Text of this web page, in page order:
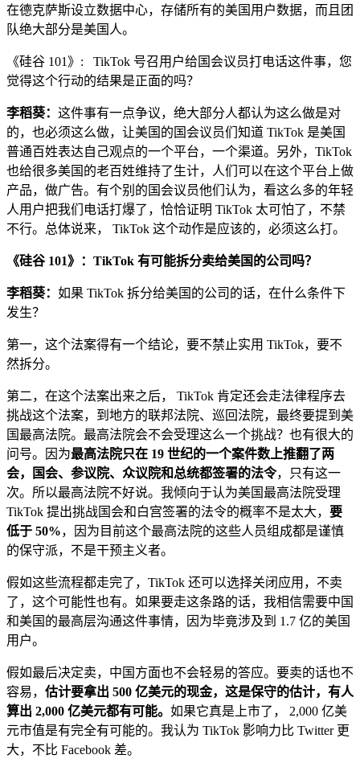
在德克萨斯设立数据中心，存储所有的美国用户数据，而且团
队绝大部分是美国人。
《硅谷 101》: TikTok 号召用户给国会议员打电话这件事，您
觉得这个行动的结果是正面的吗？
李稻葵： 这件事有一点争议，绝大部分人都认为这么做是对
的，也必须这么做，让美国的国会议员们知道 TikTok 是美国
普通百姓表达自己观点的一个平台，一个渠道。另外，TikTok
也给很多美国的老百姓维持了生计，人们可以在这个平台上做
产品，做广告。有个别的国会议员他们认为，看这么多的年轻
人用户把我们电话打爆了，恰恰证明 TikTok 太可怕了，不禁
不行。总体说来， TikTok 这个动作是应该的，必须这么打。
《硅谷 101》：TikTok 有可能拆分卖给美国的公司吗？
李稻葵： 如果 TikTok 拆分给美国的公司的话，在什么条件下
发生？
第一，这个法案得有一个结论，要不禁止实用 TikTok，要不
然拆分。
第二，在这个法案出来之后， TikTok 肯定还会走法律程序去
挑战这个法案，到地方的联邦法院、巡回法院，最终要提到美
国最高法院。最高法院会不会受理这么一个挑战？也有很大的
问号。因为最高法院只在 19 世纪的一个案件数上推翻了两
会，国会、参议院、众议院和总统都签署的法令，只有这一
次。所以最高法院不好说。我倾向于认为美国最高法院受理
TikTok 提出挑战国会和白宫签署的法令的概率不是太大， 要
低于 50%，因为目前这个最高法院的这些人员组成都是谨慎
的保守派，不是干预主义者。
假如这些流程都走完了，TikTok 还可以选择关闭应用，不卖
了，这个可能性也有。如果要走这条路的话，我相信需要中国
和美国的最高层沟通这件事情，因为毕竟涉及到 1.7 亿的美国
用户。
假如最后决定卖，中国方面也不会轻易的答应。要卖的话也不
容易， 估计要拿出 500 亿美元的现金，这是保守的估计，有人
算出 2,000 亿美元都有可能。 如果它真是上市了， 2,000 亿美
元市值是有完全有可能的。我认为 TikTok 影响力比 Twitter 更
大，不比 Facebook 差。